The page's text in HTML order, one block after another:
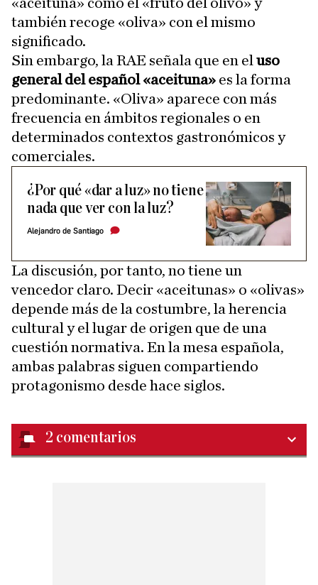
también recoge «oliva» con el mismo
significado.
Sin embargo, la RAE señala que en el uso
general del español «aceituna» es la forma
predominante. «Oliva» aparece con más
frecuencia en ámbitos regionales o en
determinados contextos gastronómicos y
comerciales.
¿Por qué «dar a luz» no tiene
nada que ver con la luz?
Alejandro de Santiago
La discusión, por tanto, no tiene un
vencedor claro. Decir «aceitunas» o «olivas»
depende más de la costumbre, la herencia
cultural y el lugar de origen que de una
cuestión normativa. En la mesa española,
ambas palabras siguen compartiendo
protagonismo desde hace siglos.
2 comentarios